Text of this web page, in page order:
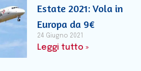
Estate 2021: Vola in
Europa da 9€
24 Giugno 2021
Leggi tutto »